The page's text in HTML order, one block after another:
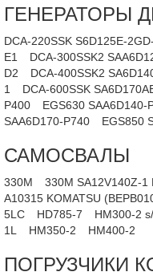
ГЕНЕРАТОРЫ
DCA-220SSK S6D125E-
E1
DCA-300SSK2
D2
DCA-400SSK2
1
DCA-600SSK
P400
EGS630 SAA6D140-
SAA6D170-P740
EGS850
САМОСВАЛЫ
330M 330M SA12V140Z-1
A10315 KOMATSU
5LC
HD785-7 HM300-2
1L
HM350-2 HM400-2
ПОГРУЗЧИКИ